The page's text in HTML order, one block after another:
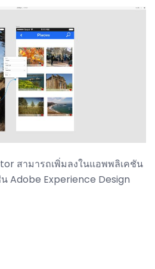
สามารถเพิ่มลงในแอพพลิเคชัน
Adobe Experience Design